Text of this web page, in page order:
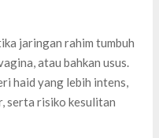
jaringan rahim tumbuh
atau bahkan usus.
haid yang lebih intens,
serta risiko kesulitan